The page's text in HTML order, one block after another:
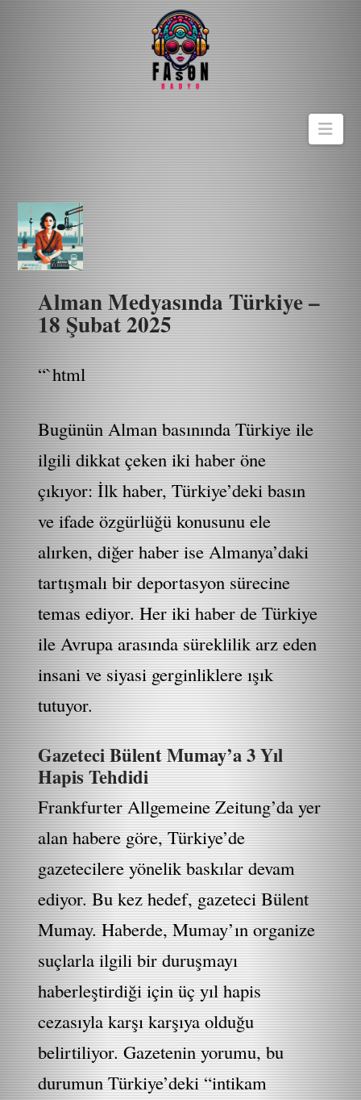
Alman Medyasında Türkiye –
18 Şubat 2025
“`html
Bugünün Alman basınında Türkiye ile
ilgili dikkat çeken iki haber öne
çıkıyor: İlk haber, Türkiye’deki basın
ve ifade özgürlüğü konusunu ele
alırken, diğer haber ise Almanya’daki
tartışmalı bir deportasyon sürecine
temas ediyor. Her iki haber de Türkiye
ile Avrupa arasında süreklilik arz eden
insani ve siyasi gerginliklere ışık
tutuyor.
Gazeteci Bülent Mumay’a 3 Yıl
Hapis Tehdidi
Frankfurter Allgemeine Zeitung’da yer
alan habere göre, Türkiye’de
gazetecilere yönelik baskılar devam
ediyor. Bu kez hedef, gazeteci Bülent
Mumay. Haberde, Mumay’ın organize
suçlarla ilgili bir duruşmayı
haberleştirdiği için üç yıl hapis
cezasıyla karşı karşıya olduğu
belirtiliyor. Gazetenin yorumu, bu
durumun Türkiye’deki “intikam